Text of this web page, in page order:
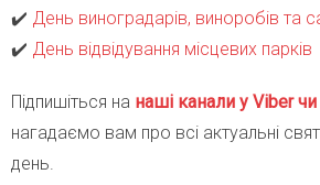
✔️ День виноградарів, виноробів та
✔️ День відвідування місцевих парків
Підпишіться на наші канали у Viber
нагадаємо вам про всі актуальні
день.